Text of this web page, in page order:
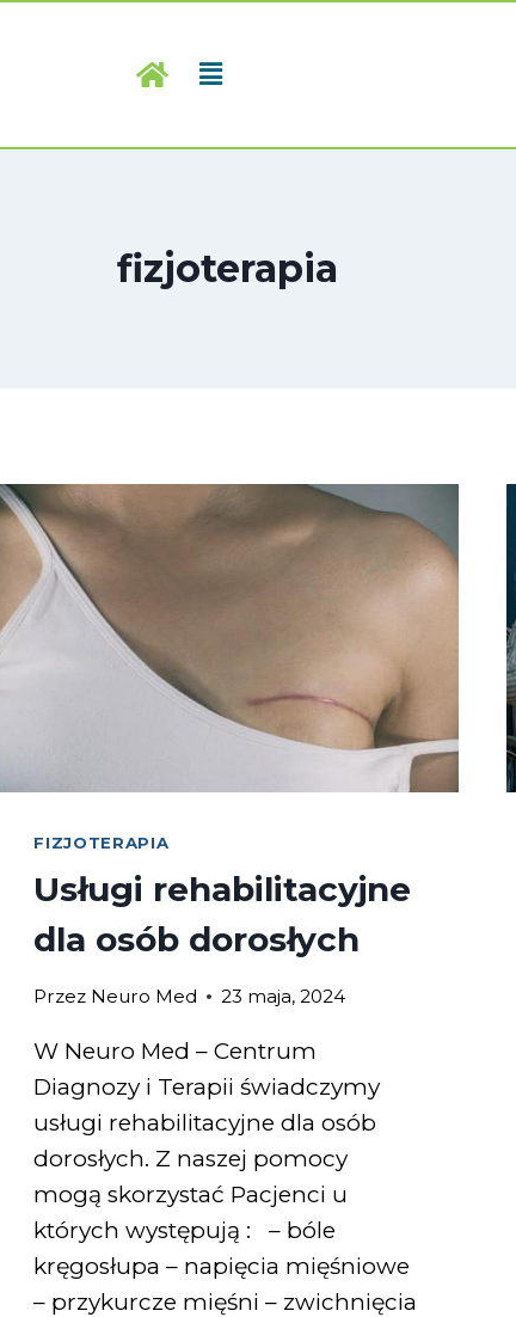
fizjoterapia
FIZJOTERAPIA
Usługi rehabilitacyjne
dla osób dorosłych
Przez Neuro Med 23 maja, 2024
W Neuro Med – Centrum
Diagnozy i Terapii świadczymy
usługi rehabilitacyjne dla osób
dorosłych. Z naszej pomocy
mogą skorzystać Pacjenci u
których występują : – bóle
kręgosłupa – napięcia mięśniowe
– przykurcze mięśni – zwichnięcia